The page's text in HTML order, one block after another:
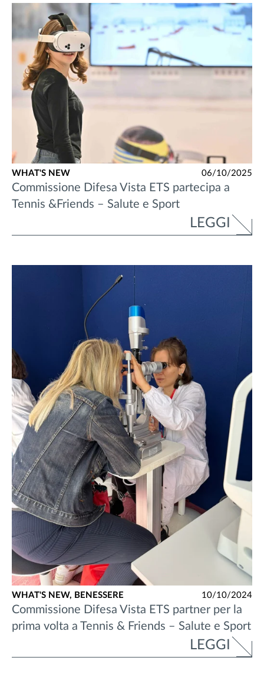
WHAT'S NEW 06/10/2025
Commissione Difesa Vista ETS partecipa a
Tennis &Friends – Salute e Sport
LEGGI
WHAT'S NEW, BENESSERE 10/10/2024
Commissione Difesa Vista ETS partner per la
prima volta a Tennis & Friends – Salute e Sport
LEGGI